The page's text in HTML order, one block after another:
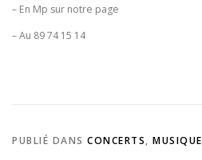
– En Mp sur notre page
– Au 89 74 15 14
PUBLIÉ DANS CONCERTS, MUSIQUE